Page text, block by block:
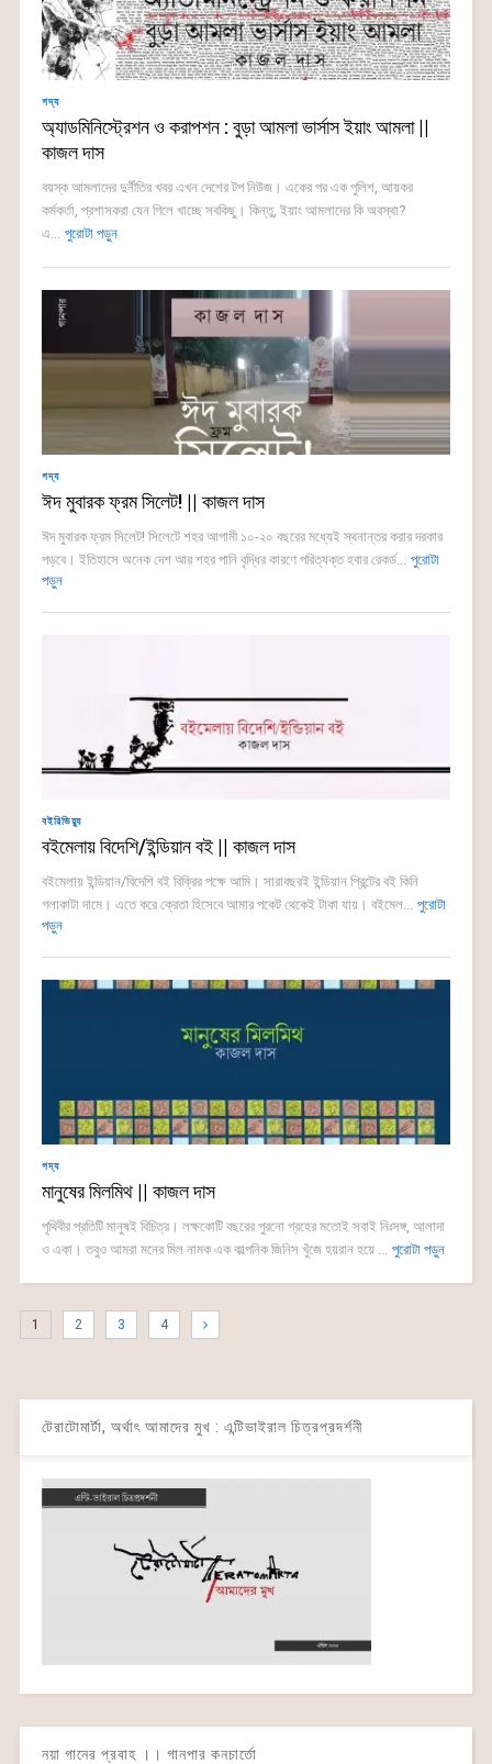
গদ্য
অ্যাডমিনিস্ট্রেশন ও করাপশন : বুড়া আমলা ভার্সাস ইয়াং আমলা ||
কাজল দাস
বয়স্ক আমলাদের দুর্নীতির খবর এখন দেশের টপ নিউজ। একের পর এক পুলিশ, আয়কর
কর্মকর্তা, প্রশাসকরা যেন গিলে খাচ্ছে সবকিছু। কিন্তু, ইয়াং আমলাদের কি অবস্থা?
এ... পুরোটা পড়ুন
গদ্য
ঈদ মুবারক ফ্রম সিলেট! || কাজল দাস
ঈদ মুবারক ফ্রম সিলেট! সিলেটে শহর আগামী ১০-২০ বছরের মধ্যেই স্থনান্তর করার দরকার
পড়বে। ইতিহাসে অনেক দেশ আর শহর পানি বৃদ্ধির কারণে পরিত্যক্ত হবার রেকর্ড... পুরোটা
পড়ুন
বইরিভিয়্যু
বইমেলায় বিদেশি/ইন্ডিয়ান বই || কাজল দাস
বইমেলায় ইন্ডিয়ান/বিদেশি বই বিক্রির পক্ষে আমি। সারাবছরই ইন্ডিয়ান প্রিন্টের বই কিনি
গলাকাটা দামে। এতে করে ক্রেতা হিসেবে আমার পকেট থেকেই টাকা যায়। বইমেল... পুরোটা
পড়ুন
গদ্য
মানুষের মিলমিথ || কাজল দাস
পৃথিবীর প্রতিটি মানুষই বিচিত্র। লক্ষকোটি বছরের পুরনো গ্রহের মতোই সবাই নিঃসঙ্গ, আলাদা
ও একা। তবুও আমরা মনের মিল নামক এক কাল্পনিক জিনিস খুঁজে হয়রান হয়ে ... পুরোটা পড়ুন
1 2 3 4
টেরাটোমার্টা, অর্থাৎ আমাদের মুখ : এন্টিভাইরাল চিত্রপ্রদর্শনী
নয়া গানের প্রবাহ ।। গানপার কনচার্তো